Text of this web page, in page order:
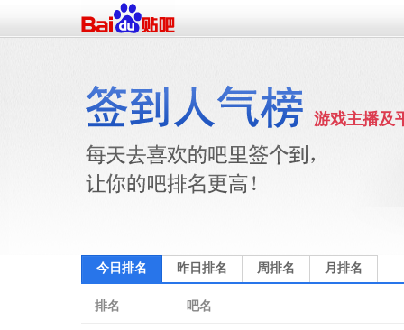
游戏主播及
今日排名 昨日排名 周排名 月排名
排名 吧名